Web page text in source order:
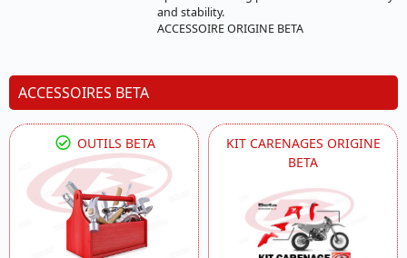
and stability.
ACCESSOIRE ORIGINE BETA
ACCESSOIRES BETA
OUTILS BETA
KIT CARENAGES ORIGINE
BETA